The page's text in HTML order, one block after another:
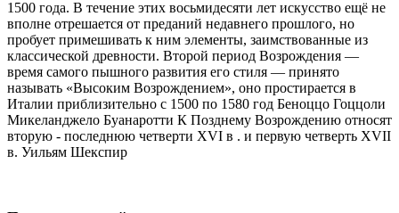
1500 года. В течение этих восьмидесяти лет искусство ещё не
вполне отрешается от преданий недавнего прошлого, но
пробует примешивать к ним элементы, заимствованные из
классической древности. Второй период Возрождения —
время самого пышного развития его стиля — принято
называть «Высоким Возрождением», оно простирается в
Италии приблизительно с 1500 по 1580 год Беноццо Гоццоли
Микеланджело Буанаротти К Позднему Возрождению относят
вторую - последнюю четверти XVI в . и первую четверть XVII
в. Уильям Шекспир